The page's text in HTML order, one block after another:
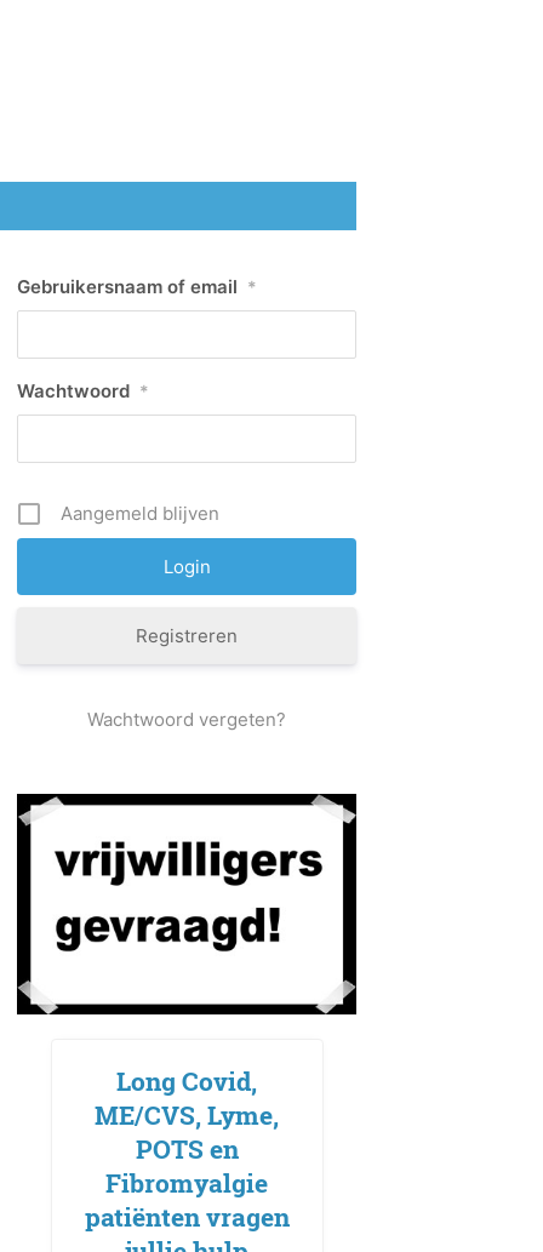
Gebruikersnaam of email *
Wachtwoord *
Aangemeld blijven
Registreren
Wachtwoord vergeten?
Long Covid,
ME/CVS, Lyme,
POTS en
Fibromyalgie
patiënten vragen